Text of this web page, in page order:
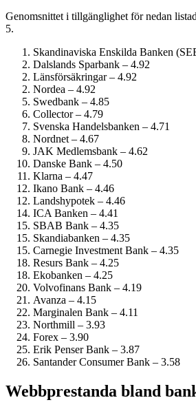
Genomsnittet i tillgänglighet för nedan
5.
Skandinaviska Enskilda Banken
Dalslands Sparbank – 4.92
Länsförsäkringar – 4.92
Nordea – 4.92
Swedbank – 4.85
Collector – 4.79
Svenska Handelsbanken – 4.71
Nordnet – 4.67
JAK Medlemsbank – 4.62
Danske Bank – 4.50
Klarna – 4.47
Ikano Bank – 4.46
Landshypotek – 4.46
ICA Banken – 4.41
SBAB Bank – 4.35
Skandiabanken – 4.35
Carnegie Investment Bank – 4.35
Resurs Bank – 4.25
Ekobanken – 4.25
Volvofinans Bank – 4.19
Avanza – 4.15
Marginalen Bank – 4.11
Northmill – 3.93
Forex – 3.90
Erik Penser Bank – 3.87
Santander Consumer Bank – 3.58
Webbprestanda bland